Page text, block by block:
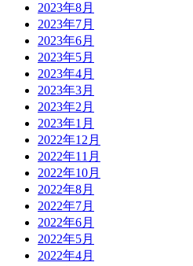
2023年8月
2023年7月
2023年6月
2023年5月
2023年4月
2023年3月
2023年2月
2023年1月
2022年12月
2022年11月
2022年10月
2022年8月
2022年7月
2022年6月
2022年5月
2022年4月